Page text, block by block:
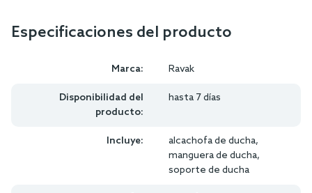
Especificaciones del producto
Marca: Ravak
Disponibilidad del
producto:
hasta 7 días
Incluye:
alcachofa de ducha,
manguera de ducha,
soporte de ducha